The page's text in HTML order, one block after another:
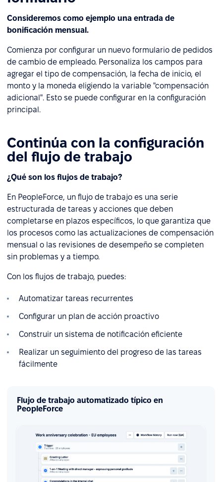
Consideremos como ejemplo una entrada de
bonificación mensual.
Comienza por configurar un nuevo formulario de pedidos
de cambio de empleado. Personaliza los campos para
agregar el tipo de compensación, la fecha de inicio, el
monto y la moneda eligiendo la variable "compensación
adicional". Esto se puede configurar en la configuración
principal.
Continúa con la configuración
del flujo de trabajo
¿Qué son los flujos de trabajo?
En PeopleForce, un flujo de trabajo es una serie
estructurada de tareas y acciones que deben
completarse en plazos específicos, lo que garantiza que
los procesos como las actualizaciones de compensación
mensual o las revisiones de desempeño se completen
sin problemas y a tiempo.
Con los flujos de trabajo, puedes:
Automatizar tareas recurrentes
Configurar un plan de acción proactivo
Construir un sistema de notificación eficiente
Realizar un seguimiento del progreso de las tareas
fácilmente
Flujo de trabajo automatizado típico en
PeopleForce